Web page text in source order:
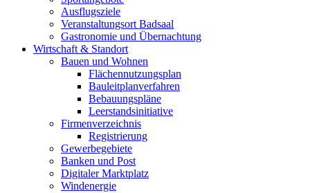
Ausflugsziele
Veranstaltungsort Badsaal
Gastronomie und Übernachtung
Wirtschaft & Standort
Bauen und Wohnen
Flächennutzungsplan
Bauleitplanverfahren
Bebauungspläne
Leerstandsinitiative
Firmenverzeichnis
Registrierung
Gewerbegebiete
Banken und Post
Digitaler Marktplatz
Windenergie